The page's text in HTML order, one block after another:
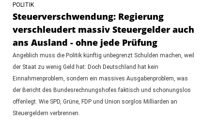
POLITIK
Steuerverschwendung: Regierung
verschleudert massiv Steuergelder auch
ans Ausland - ohne jede Prüfung
Angeblich muss die Politik künftig unbegrenzt Schulden machen, weil
der Staat zu wenig Geld hat: Doch Deutschland hat kein
Einnahmenproblem, sondern ein massives Ausgabenproblem, was
der Bericht des Bundesrechnungshofes faktisch und schonungslos
offenlegt. Wie SPD, Grüne, FDP und Union sorglos Milliarden an
Steuergeldern verbrennen.